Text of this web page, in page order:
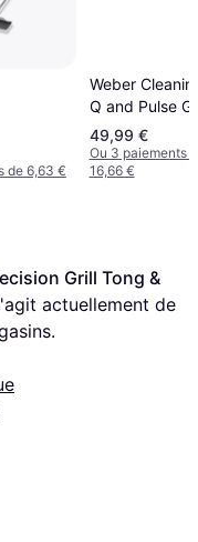
de 6,63 €
Weber
Q and Pulse
18286
49,99 €
Ou 3 paiements
16,66 €
Grill Tong &
actuellement de